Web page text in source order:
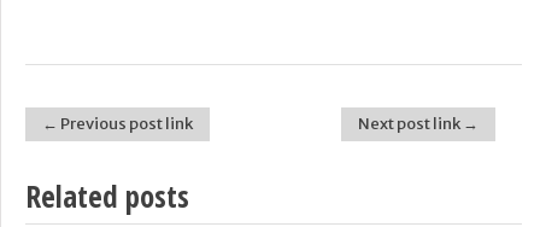
Post navigation
← Previous post link Next post link →
Related posts